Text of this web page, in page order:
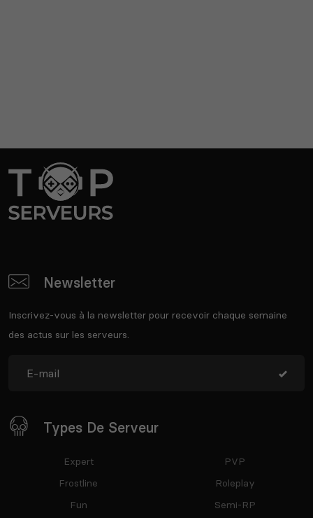
Newsletter
Inscrivez-vous à la newsletter pour recevoir chaque semaine
des actus sur les serveurs.
Types De Serveur
Expert
Frostline
Fun
PVP
Roleplay
Semi-RP